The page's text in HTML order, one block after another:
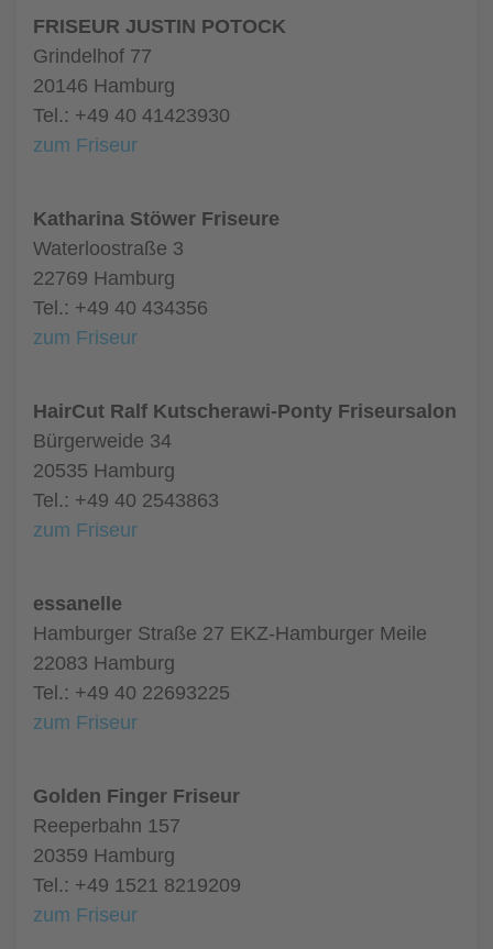
FRISEUR JUSTIN POTOCK
Grindelhof 77
20146 Hamburg
Tel.: +49 40 41423930
zum Friseur
Katharina Stöwer Friseure
Waterloostraße 3
22769 Hamburg
Tel.: +49 40 434356
zum Friseur
HairCut Ralf Kutscherawi-Ponty Friseursalon
Bürgerweide 34
20535 Hamburg
Tel.: +49 40 2543863
zum Friseur
essanelle
Hamburger Straße 27 EKZ-Hamburger Meile
22083 Hamburg
Tel.: +49 40 22693225
zum Friseur
Golden Finger Friseur
Reeperbahn 157
20359 Hamburg
Tel.: +49 1521 8219209
zum Friseur